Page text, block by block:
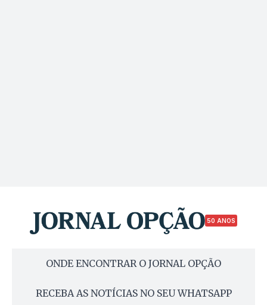
50 ANOS
ONDE ENCONTRAR O JORNAL OPÇÃO
RECEBA AS NOTÍCIAS NO SEU WHATSAPP